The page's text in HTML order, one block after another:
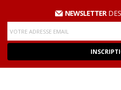
NEWSLETTER